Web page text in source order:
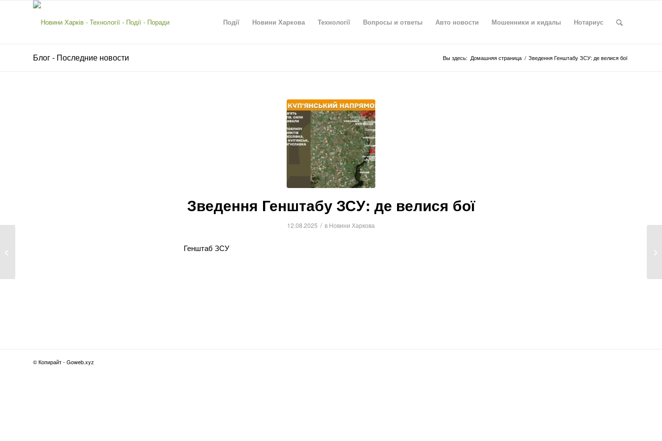
Події Новини Харкова Технології Вопросы и ответы Авто новости Мошенники и кидалы Нотариус
Блог - Последние новости Вы здесь: Домашняя страница / Зведення Генштабу ЗСУ: де велися бої
Зведення Генштабу ЗСУ: де велися бої
12.08.2025 / в Новини Харкова
Генштаб ЗСУ
© Копирайт - Goweb.xyz